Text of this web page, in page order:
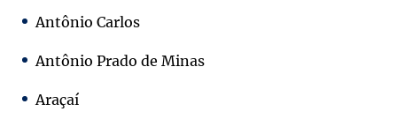
Antônio Carlos
Antônio Prado de Minas
Araçaí